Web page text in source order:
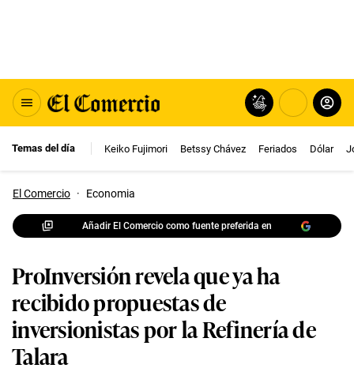
Temas del día Keiko Fujimori Betssy Chávez Feriados Dólar
El Comercio · Economia
Añadir El Comercio como fuente preferida en
ProInversión revela que ya ha
recibido propuestas de
inversionistas por la Refinería de
Talara